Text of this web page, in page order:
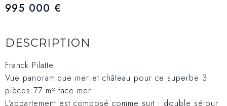
995 000 €
DESCRIPTION
Franck Pilatte
Vue panoramique mer et château pour ce superbe 3
pièces 77 m² face mer.
L’appartement est composé comme suit : double séjour